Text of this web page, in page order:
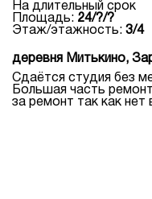
На длительный срок
Площадь: 24/?/?
Этаж/этажность: 3/4
деревня Митькино,
Сдаётся студия без
Большая часть
за ремонт так как нет